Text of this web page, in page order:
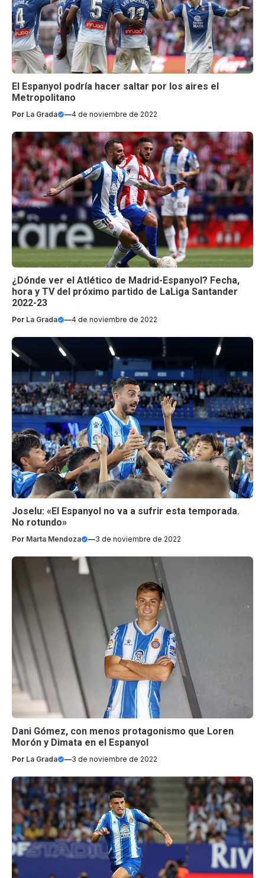
El Espanyol podría hacer saltar por los aires el
Metropolitano
Por La Grada —4 de noviembre de 2022
¿Dónde ver el Atlético de Madrid-Espanyol? Fecha,
hora y TV del próximo partido de LaLiga Santander
2022-23
Por La Grada —4 de noviembre de 2022
Joselu: «El Espanyol no va a sufrir esta temporada.
No rotundo»
Por Marta Mendoza —3 de noviembre de 2022
Dani Gómez, con menos protagonismo que Loren
Morón y Dimata en el Espanyol
Por La Grada —3 de noviembre de 2022